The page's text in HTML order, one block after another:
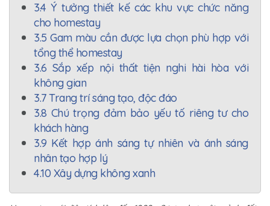
3.4 Ý tưởng thiết kế các khu vực chức năng
cho homestay
3.5 Gam màu cần được lựa chọn phù hợp với
tổng thể homestay
3.6 Sắp xếp nội thất tiện nghi hài hòa với
không gian
3.7 Trang trí sáng tạo, độc đáo
3.8 Chú trọng đảm bảo yếu tố riêng tư cho
khách hàng
3.9 Kết hợp ánh sáng tự nhiên và ánh sáng
nhân tạo hợp lý
4.10 Xây dựng không xanh